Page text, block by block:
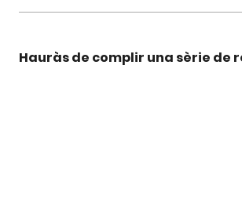
Hauràs de complir una sèrie de